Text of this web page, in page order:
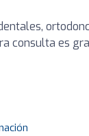
consulta es